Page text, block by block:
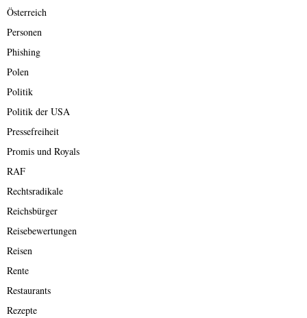
Österreich
Personen
Phishing
Polen
Politik
Politik der USA
Pressefreiheit
Promis und Royals
RAF
Rechtsradikale
Reichsbürger
Reisebewertungen
Reisen
Rente
Restaurants
Rezepte